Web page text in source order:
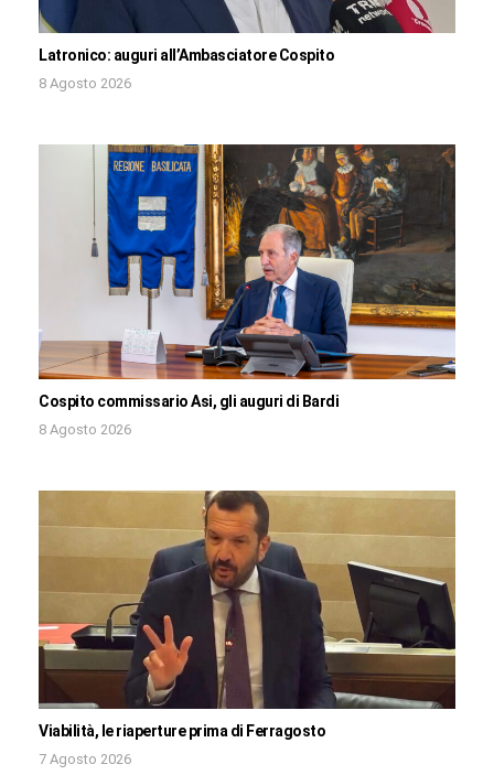
Latronico: auguri all’Ambasciatore Cospito
8 Agosto 2026
Cospito commissario Asi, gli auguri di Bardi
8 Agosto 2026
Viabilità, le riaperture prima di Ferragosto
7 Agosto 2026